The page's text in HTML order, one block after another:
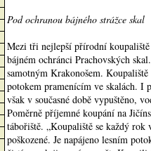
Pod ochranou bájného strážce skal
Mezi tři nejlepší přírodní
bájném ochránci Prachovských
samotným Krakonošem.
potokem pramenícím ve skalách. I
však v současné době vypuštěno,
Poměrně příjemné koupání na
tábořiště. „Koupaliště se každý
poškozené. Je napájeno lesním